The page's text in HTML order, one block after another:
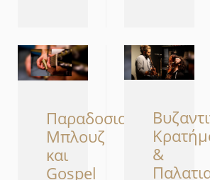
Παραδοσιακό
Μπλουζ
και
Gospel
&